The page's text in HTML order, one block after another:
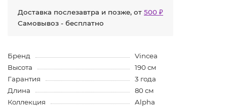
Доставка послезавтра и позже, от 500 ₽
Самовывоз - бесплатно
Бренд
Vincea
Высота
190 см
Гарантия
3 года
Длина
80 см
Коллекция
Alpha